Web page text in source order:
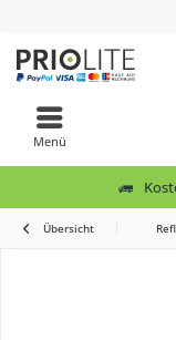
Menü
Übersicht